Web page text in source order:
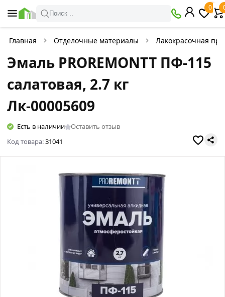
Поиск ..
0
Главная Отделочные материалы Лакокрасочная
Эмаль PROREMONTT ПФ-115
салатовая, 2.7 кг
Лк-00005609
Есть в наличии
Оставить отзыв
Код товара:31041